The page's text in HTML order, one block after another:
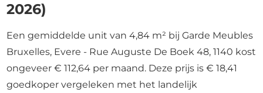
2026)
Een gemiddelde unit van 4,84 m² bij Garde Meubles
Bruxelles, Evere - Rue Auguste De Boek 48, 1140 kost
ongeveer € 112,64 per maand. Deze prijs is € 18,41
goedkoper vergeleken met het landelijk